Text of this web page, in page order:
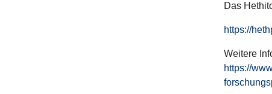
Das
https://
Weitere
https://